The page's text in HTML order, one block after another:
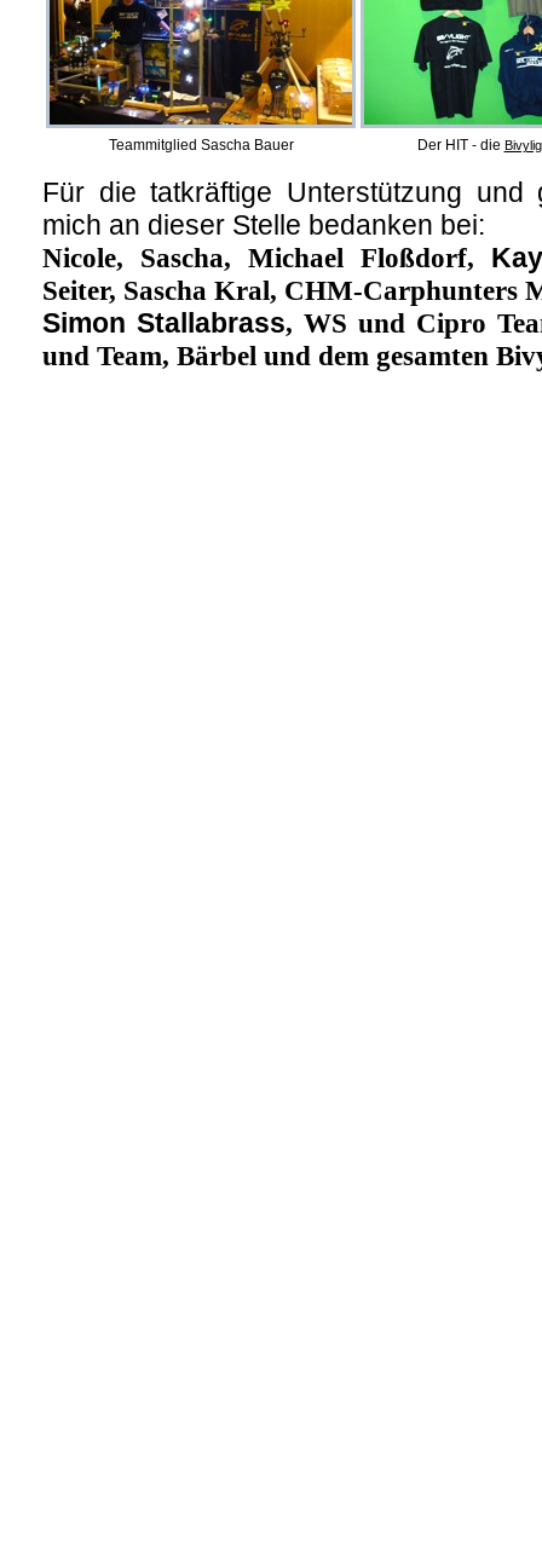
Teammitglied Sascha Bauer Der HIT - die
Für die tatkräftige Unterstützung und
mich an dieser Stelle bedanken bei:
Nicole, Sascha, Michael Floßdorf,
Seiter, Sascha Kral, CHM-Carphunters
Simon Stallabrass, WS und Cipro
und Team, Bärbel und dem gesamten